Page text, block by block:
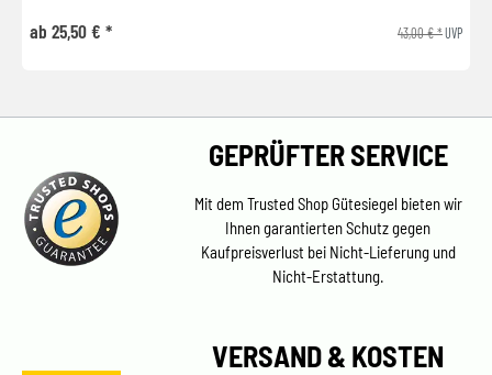
ab 25,50 € * 43,00 € *UVP
GEPRÜFTER SERVICE
Mit dem Trusted Shop Gütesiegel bieten wir
Ihnen garantierten Schutz gegen
Kaufpreisverlust bei Nicht-Lieferung und
Nicht-Erstattung.
VERSAND & KOSTEN